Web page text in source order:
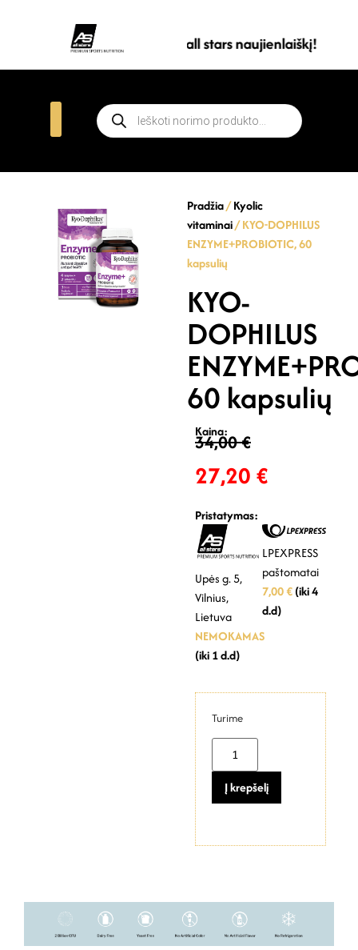
Prenumeruokite all stars naujienlaiškį!
Pradžia/Kyolic
vitaminai/ KYO-DOPHILUS
ENZYME+PROBIOTIC, 60
kapsulių
KYO-
DOPHILUS
60 kapsulių
Kaina:
34,00€
27,20 €
Pristatymas:
Upės g. 5,
Vilnius,
Lietuva
NEMOKAMAS
(iki 1 d.d)
LPEXPRESS
paštomatai
7,00 €(iki 4
d.d)
Turime
Į krepšelį